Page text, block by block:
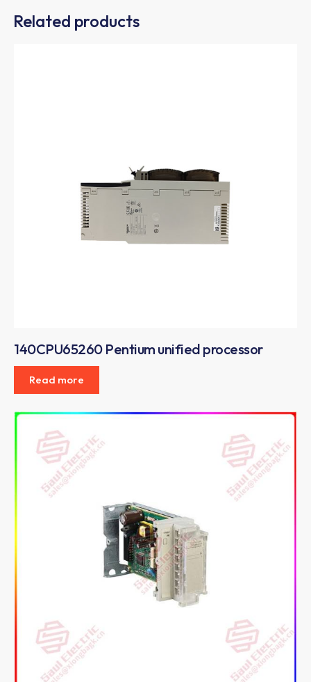
Related products
140CPU65260 Pentium unified processor
Read more